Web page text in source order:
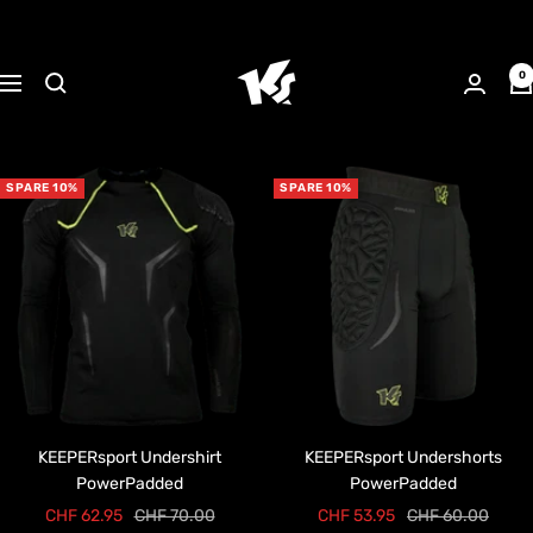
Navigation
KEEPERsport
Suisse
0
SPARE 10%
KEEPERsport Undershirt
PowerPadded
Angebotspreis
CHF 62.95 Regulärer
CHF 70.00
SPARE 10%
KEEPERsport Undershorts
PowerPadded
Angebotspreis
CHF 53.95 Regulärer
CHF 60.00